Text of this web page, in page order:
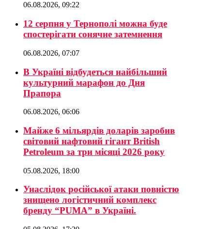
06.08.2026, 09:22
12 серпня у Тернополі можна буде
спостерігати сонячне затемнення
06.08.2026, 07:07
В Україні відбудеться найбільший
культурний марафон до Дня
Прапора
06.08.2026, 06:06
Майже 6 мільярдів доларів заробив
світовий нафтовий гігант British
Petroleum за три місяці 2026 року
05.08.2026, 18:00
Унаслідок російської атаки повністю
знищено логістичний комплекс
бренду “PUMA” в Україні.